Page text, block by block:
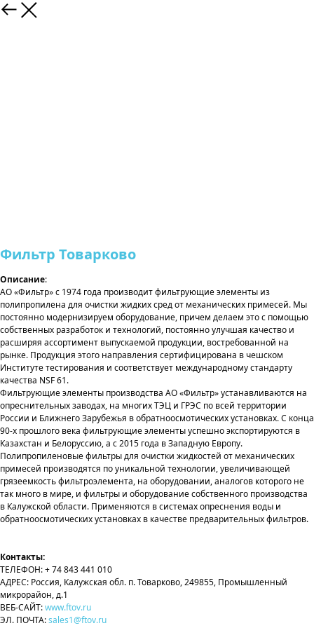
Фильтр Товарково
Описание:
АО «Фильтр» с 1974 года производит фильтрующие элементы из
полипропилена для очистки жидких сред от механических примесей. Мы
постоянно модернизируем оборудование, причем делаем это с помощью
собственных разработок и технологий, постоянно улучшая качество и
расширяя ассортимент выпускаемой продукции, востребованной на
рынке. Продукция этого направления сертифицирована в чешском
Институте тестирования и соответствует международному стандарту
качества NSF 61.
Фильтрующие элементы производства АО «Фильтр» устанавливаются на
опреснительных заводах, на многих ТЭЦ и ГРЭС по всей территории
России и Ближнего Зарубежья в обратноосмотических установках. С конца
90-х прошлого века фильтрующие элементы успешно экспортируются в
Казахстан и Белоруссию, а с 2015 года в Западную Европу.
Полипропиленовые фильтры для очистки жидкостей от механических
примесей производятся по уникальной технологии, увеличивающей
грязеемкость фильтроэлемента, на оборудовании, аналогов которого не
так много в мире, и фильтры и оборудование собственного производства
в Калужской области. Применяются в системах опреснения воды и
обратноосмотических установках в качестве предварительных фильтров.
Контакты:
ТЕЛЕФОН: + 74 843 441 010
АДРЕС: Россия, Калужская обл. п. Товарково, 249855, Промышленный
микрорайон, д.1
ВЕБ-САЙТ:www.ftov.ru
ЭЛ. ПОЧТА:sales1@ftov.ru